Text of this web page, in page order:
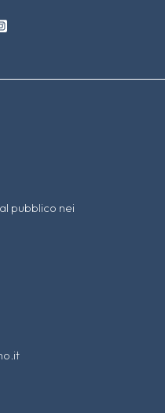
pubblico nei